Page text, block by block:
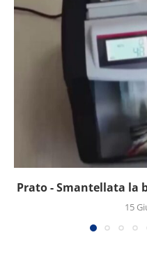
Prato - Smantellata la
15